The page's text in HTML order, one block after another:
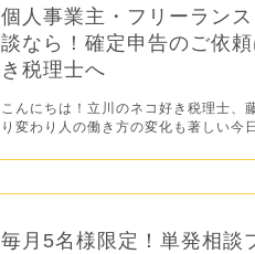
個人事業主・フリーラン
談なら！確定申告のご依
き税理士へ
こんにちは！立川のネコ好き税理士、
り変わり人の働き方の変化も著しい今
毎月5名様限定！単発相談